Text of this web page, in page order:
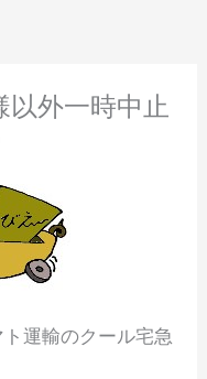
外一時中止
運輸のクール宅急